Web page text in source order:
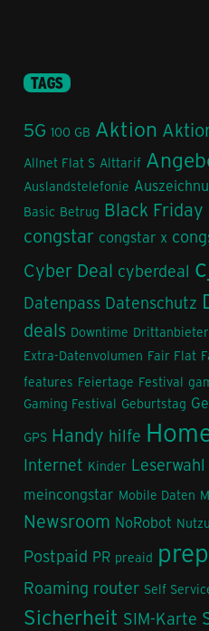
TAGS
5G 100 GB Aktion
Allnet Flat S Alttarif
Auslandstelefonie
Basic Betrug Black Friday
congstar congstar x
Cyber Deal cyberdeal
Datenpass Datenschutz
deals Downtime Drittanbieter
Extra-Datenvolumen Fair Flat
features Feiertage Festival
Gaming Festival Geburtstag
GPS Handy hilfe
Internet Kinder Leserwahl
meincongstar Mobile Daten
Newsroom NoRobot
Postpaid PR preaid
Roaming router Self
Sicherheit SIM-Karte